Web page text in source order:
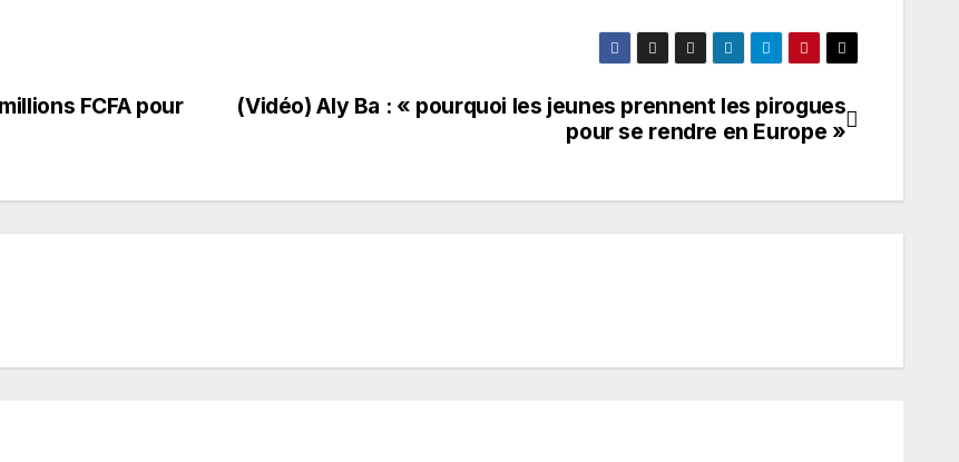
(Vidéo) Aly Ba : « pourquoi les jeunes prennent les pirogues
pour se rendre en Europe »
FCFA pour